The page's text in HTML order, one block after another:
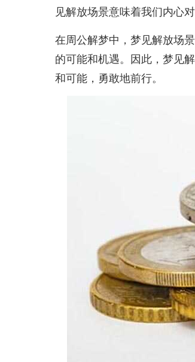
见解放场景意味着我们内心
在周公解梦中，梦见解放场
的可能和机遇。因此，梦见
和可能，勇敢地前行。